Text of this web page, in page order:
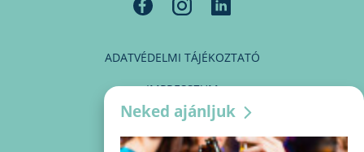
ADATVÉDELMI TÁJÉKOZTATÓ
IMPRESSZUM
MÉDIAAJÁNLAT
Neked ajánljuk